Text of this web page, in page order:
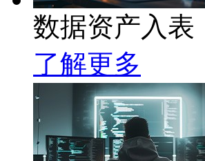
数据资产入表
了解更多